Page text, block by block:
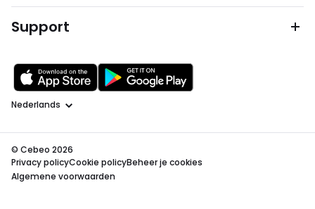
Support
Taal
© Cebeo 2026
Privacy policyCookie policyBeheer je cookies
Algemene voorwaarden